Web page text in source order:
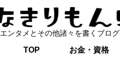
エンタメとその他諸々を書くブログ
TOP
お金・資格